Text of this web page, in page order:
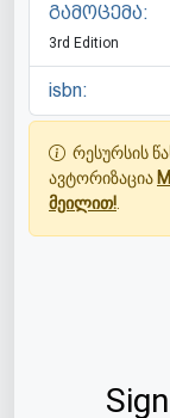
გამოცემა:
3rd Edition
isbn:
რესურსის
ავტორიზაცია
მეილით!